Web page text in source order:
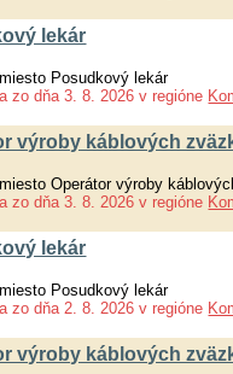
lekár
Posudkový lekár
zo dňa 3. 8. 2026 v regióne
výroby káblových
Operátor výroby
zo dňa 3. 8. 2026 v regióne
lekár
Posudkový lekár
zo dňa 2. 8. 2026 v regióne
výroby káblových